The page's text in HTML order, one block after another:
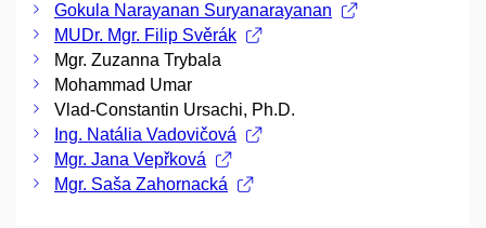
Gokula Narayanan Suryanarayanan
MUDr. Mgr. Filip Svěrák
Mgr. Zuzanna Trybala
Mohammad Umar
Vlad-Constantin Ursachi, Ph.D.
Ing. Natália Vadovičová
Mgr. Jana Vepřková
Mgr. Saša Zahornacká